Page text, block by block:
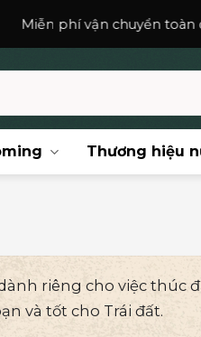
quốc với các đơn hàng
Thương hiệu
riêng cho việc thúc
và tốt cho Trái đất.